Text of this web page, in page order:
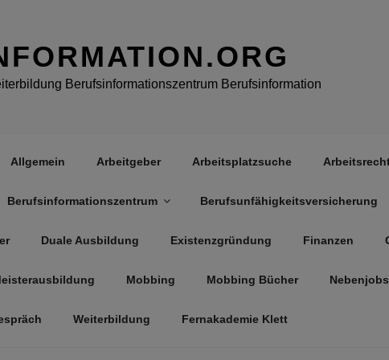
Berufsinformationszentrum Berufsinformation
Allgemein Arbeitgeber Arbeitsplatzsuche
Berufsinformationszentrum Berufsunfähigkeitsversicherung
Duale Ausbildung Existenzgründung Finanzen
Mobbing Mobbing Bücher Nebenjobs
Weiterbildung Fernakademie Klett